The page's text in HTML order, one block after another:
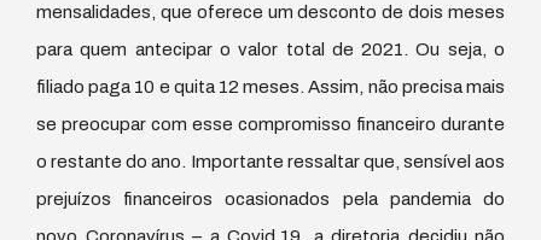
mensalidades, que oferece um desconto de dois meses
para quem antecipar o valor total de 2021. Ou seja, o
filiado paga 10 e quita 12 meses. Assim, não precisa mais
se preocupar com esse compromisso financeiro durante
o restante do ano. Importante ressaltar que, sensível aos
prejuízos financeiros ocasionados pela pandemia do